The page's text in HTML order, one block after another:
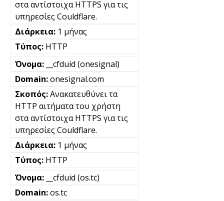
στα αντίστοιχα HTTPS για τις
υπηρεσίες Couldflare.
1 μήνας
HTTP
__cfduid (onesignal)
onesignal.com
Ανακατευθύνει τα
HTTP αιτήματα του χρήστη
στα αντίστοιχα HTTPS για τις
υπηρεσίες Couldflare.
1 μήνας
HTTP
__cfduid (os.tc)
os.tc